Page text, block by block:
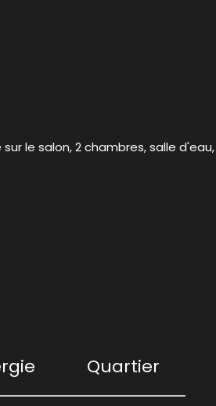
le salon, 2 chambres, salle
Quartier